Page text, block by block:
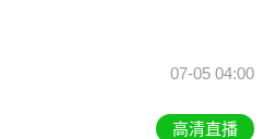
07-05 04:00
高清直播